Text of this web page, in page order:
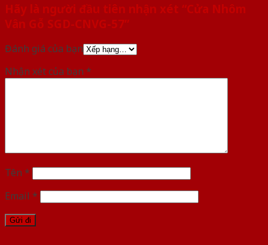
Hãy là người đầu tiên nhận xét “Cửa Nhôm
Vân Gỗ SGD-CNVG-57”
Đánh giá của bạn
Nhận xét của bạn *
Tên *
Email *